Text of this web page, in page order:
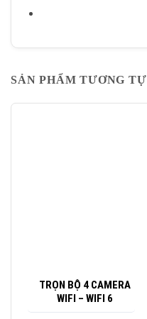
SẢN PHẨM TƯƠNG TỰ
TRỌN BỘ 4 CAMERA
WIFI – WIFI 6